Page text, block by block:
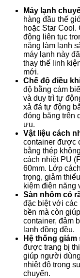
Máy lạnh
hàng đầu thế
hoặc Star
động liên tục
năng làm lạnh
máy lạnh này
thay thế linh
mới.
Chế độ điều
độ bằng cảm
và duy trì tự
xả đá tự động
đóng băng trên
ưu.
Vật liệu cách
container được
bằng thép
cách nhiệt PU
60mm. Lớp
trọng, giảm
kiệm điện năng
Sàn nhôm có
đặc biệt với các
bền mà còn
container, đảm
lạnh đồng đều.
Hệ thống giám
được trang bị
giúp người
nhiệt độ trong
chuyển.